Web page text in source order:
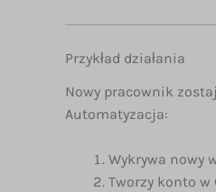
Przykład działania
Nowy pracownik
Automatyzacja:
Wykrywa nowy
Tworzy konto w